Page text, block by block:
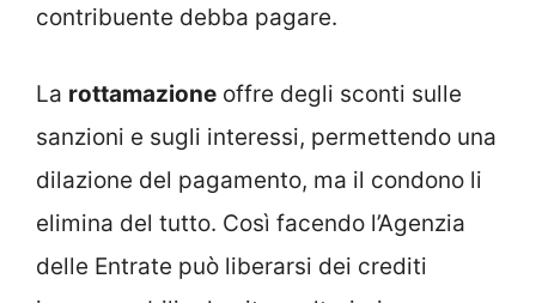
contribuente debba pagare.
La rottamazione offre degli sconti sulle
sanzioni e sugli interessi, permettendo una
dilazione del pagamento, ma il condono li
elimina del tutto. Così facendo l’Agenzia
delle Entrate può liberarsi dei crediti